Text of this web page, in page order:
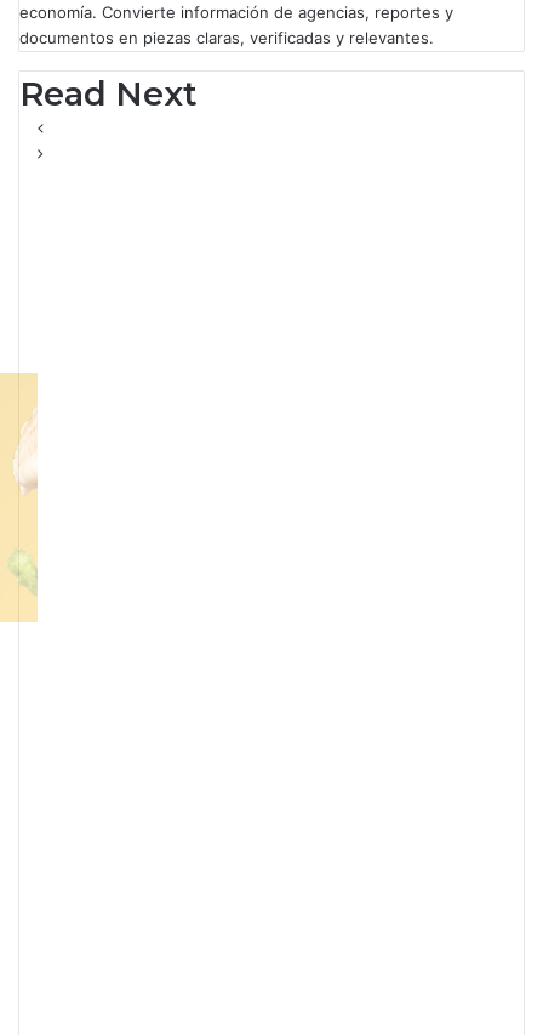
economía. Convierte información de agencias, reportes y
documentos en piezas claras, verificadas y relevantes.
Read Next